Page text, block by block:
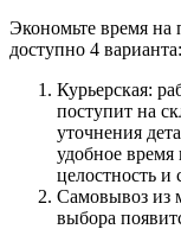
Экономьте время на
доступно 4 варианта:
Курьерская:
поступит на
уточнения
удобное время
целостность и
Самовывоз из
выбора